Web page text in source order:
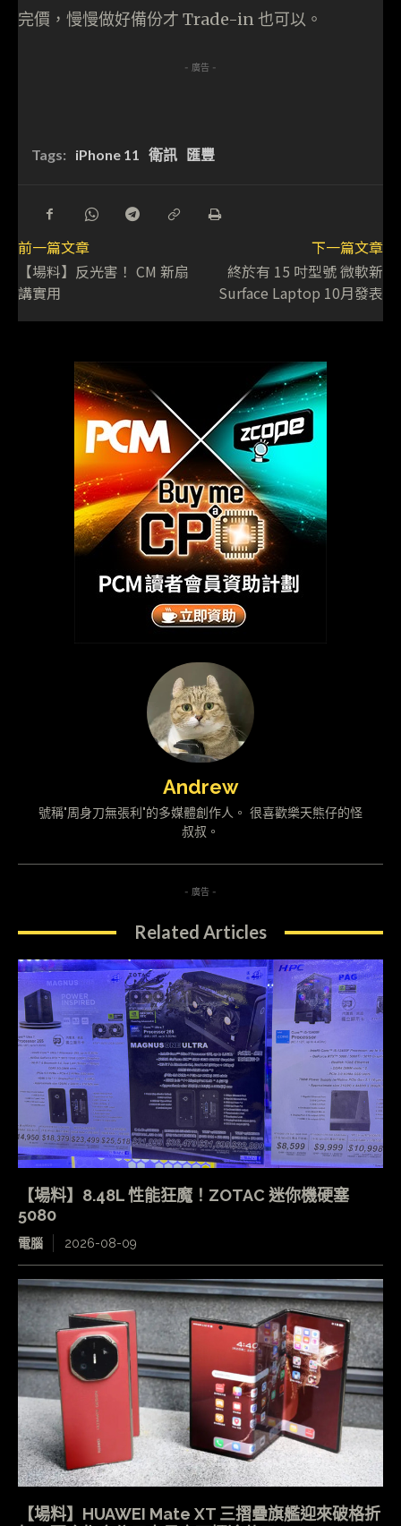
完價，慢慢做好備份才 Trade-in 也可以。
- 廣告 -
Tags: iPhone 11 衛訊 匯豐
前一篇文章
【場料】反光害！ CM 新扇
講實用
下一篇文章
終於有 15 吋型號 微軟新
Surface Laptop 10月發表
Andrew
號稱"周身刀無張利"的多媒體創作人。 很喜歡樂天熊仔的怪
叔叔。
- 廣告 -
Related Articles
【場料】8.48L 性能狂魔！ZOTAC 迷你機硬塞
5080
電腦 2026-08-09
【場料】HUAWEI Mate XT 三摺疊旗艦迎來破格折